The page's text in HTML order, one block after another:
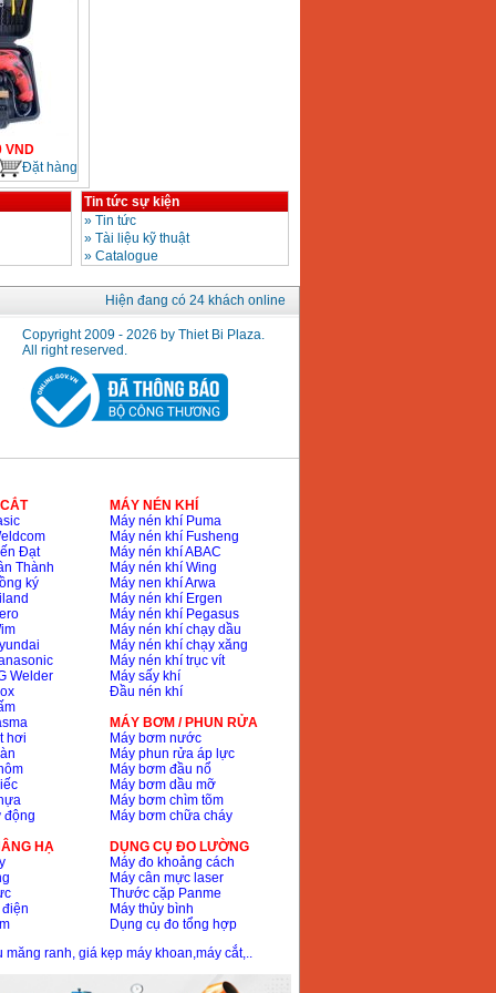
VND
Đặt hàng
Tin tức sự kiện
» Tin tức
» Tài liệu kỹ thuật
» Catalogue
Hiện đang có 24 khách online
Copyright 2009 - 2026 by Thiet Bi Plaza.
All right reserved.
Đạt
Thành
ký
Welder
hơi
động
HẠ
MÁY NÉN KHÍ
Máy nén khí Puma
Máy nén khí Fusheng
Máy nén khí ABAC
Máy nén khí Wing
Máy nen khí Arwa
Máy nén khí Ergen
Máy nén khí Pegasus
Máy nén khí chạy dầu
Máy nén khí chạy xăng
Máy nén khí trục vít
Máy sấy khí
Đầu nén khí
MÁY BƠM / PHUN RỬA
Máy bơm nước
Máy phun rửa áp lực
Máy bơm đầu nổ
Máy bơm dầu mỡ
Máy bơm chìm tõm
Máy bơm chữa cháy
DỤNG CỤ ĐO LƯỜNG
Máy đo khoảng cách
Máy cân mực laser
Thước cặp Panme
Máy thủy bình
Dụng cụ đo tổng hợp
măng ranh, giá kẹp máy khoan,máy cắt,..